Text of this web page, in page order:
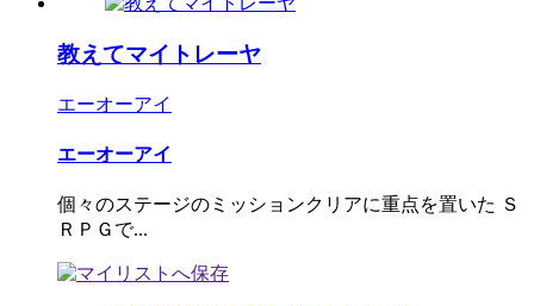
教えてマイトレーヤ
エーオーアイ
エーオーアイ
個々のステージのミッションクリアに重点を置いた Ｓ
ＲＰＧで...